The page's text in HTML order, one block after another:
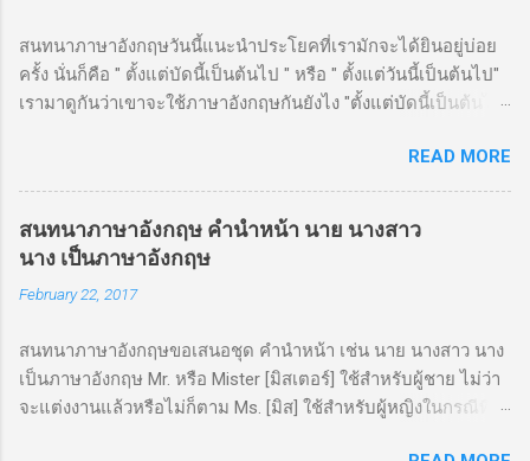
สนทนาภาษาอังกฤษวันนี้แนะนำประโยคที่เรามักจะได้ยินอยู่บ่อย
ครั้ง นั่นก็คือ " ตั้งแต่บัดนี้เป็นต้นไป " หรือ " ตั้งแต่วันนี้เป็นต้นไป"
เรามาดูกันว่าเขาจะใช้ภาษาอังกฤษกันยังไง "ตั้งแต่บัดนี้เป็นต้นไป"
แบบง่ายๆเลยก็ "From now on" หรือ "From now onwards"
"ตั้งแต่วันนี้เป็นต้นไป" เป็นภาษาอังกฤษว่า "From today on" หรือ
"From today onwards"
READ MORE
สนทนาภาษาอังกฤษ คำนำหน้า นาย นางสาว
นาง เป็นภาษาอังกฤษ
February 22, 2017
สนทนาภาษาอังกฤษขอเสนอชุด คำนำหน้า เช่น นาย นางสาว นาง
เป็นภาษาอังกฤษ Mr. หรือ Mister [มิสเตอร์] ใช้สำหรับผู้ชาย ไม่ว่า
จะแต่งงานแล้วหรือไม่ก็ตาม Ms. [มิส] ใช้สำหรับผู้หญิงในกรณีที่